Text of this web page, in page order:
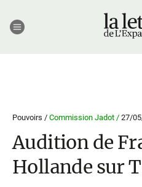
Pouvoirs / Commission Jadot / 27/
Audition de
Hollande sur